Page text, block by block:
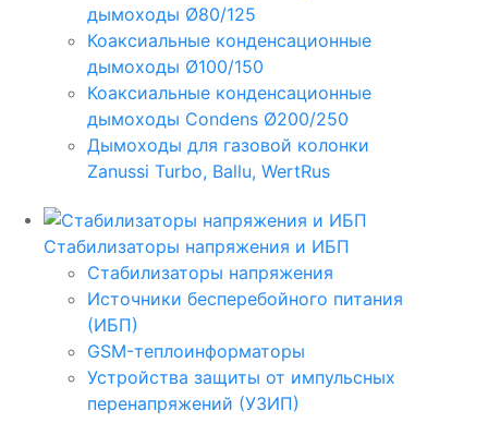
дымоходы Ø80/125
Коаксиальные конденсационные
дымоходы Ø100/150
Коаксиальные конденсационные
дымоходы Condens Ø200/250
Дымоходы для газовой колонки
Zanussi Turbo, Ballu, WertRus
Стабилизаторы напряжения и ИБП
Стабилизаторы напряжения
Источники бесперебойного питания
(ИБП)
GSM-теплоинформаторы
Устройства защиты от импульсных
перенапряжений (УЗИП)